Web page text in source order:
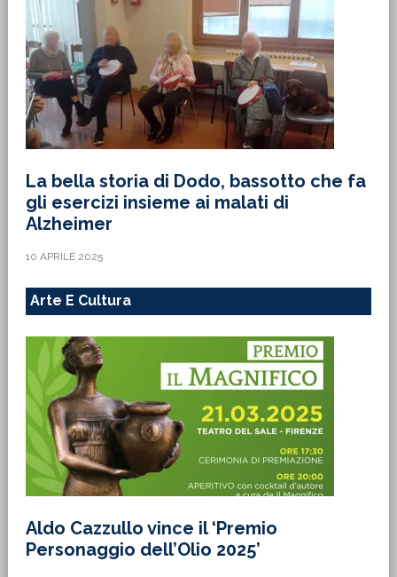
La bella storia di Dodo, bassotto che fa
gli esercizi insieme ai malati di
Alzheimer
10 APRILE 2025
Arte E Cultura
Aldo Cazzullo vince il ‘Premio
Personaggio dell’Olio 2025’